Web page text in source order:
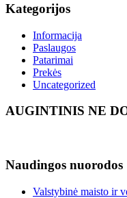
Kategorijos
Informacija
Paslaugos
Patarimai
Prekės
Uncategorized
AUGINTINIS NE
Naudingos nuorodos
Valstybinė maisto ir